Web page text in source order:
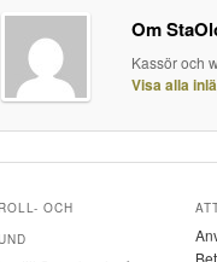
Om
Kassör och
Visa alla
OCH